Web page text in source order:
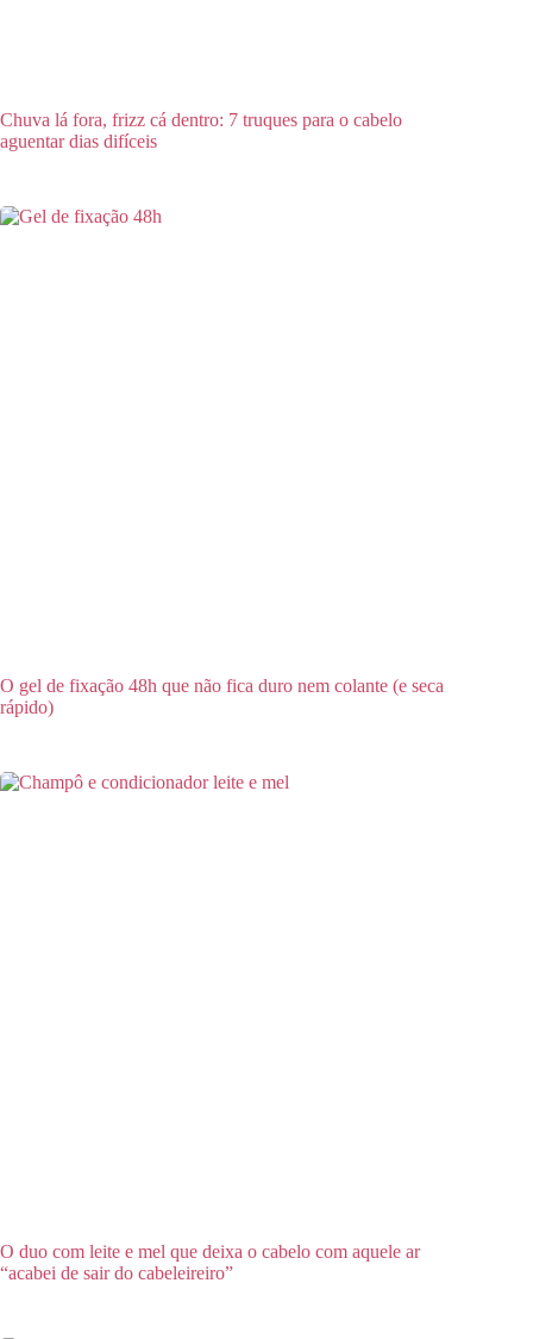
Chuva lá fora, frizz cá dentro: 7 truques para o cabelo
aguentar dias difíceis
O gel de fixação 48h que não fica duro nem colante (e seca
rápido)
O duo com leite e mel que deixa o cabelo com aquele ar
“acabei de sair do cabeleireiro”